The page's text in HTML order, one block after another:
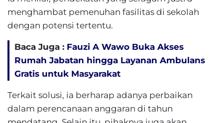
menghambat pemenuhan fasilitas di sekolah
dengan potensi tertentu.
Baca Juga : Fauzi A Wawo Buka Akses
Rumah Jabatan hingga Layanan Ambulans
Gratis untuk Masyarakat
Terkait solusi, ia berharap adanya perbaikan
dalam perencanaan anggaran di tahun